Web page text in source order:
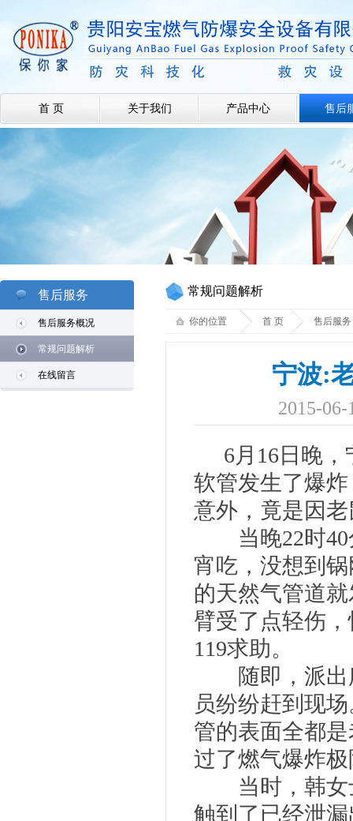
首 页 关于我们 产品中心 售后
售后服务
售后服务概况
常规问题解析
在线留言
常规问题解析
你的位置 首 页 售后服务
宁波:
2015-
6月16日晚
软管发生了爆
意外，竟是因
当晚22时40
宵吃，没想到
的天然气管道
臂受了点轻伤
119求助。
随即，派出
员纷纷赶到现
管的表面全都
过了燃气爆炸
当时，韩女
触到了已经泄